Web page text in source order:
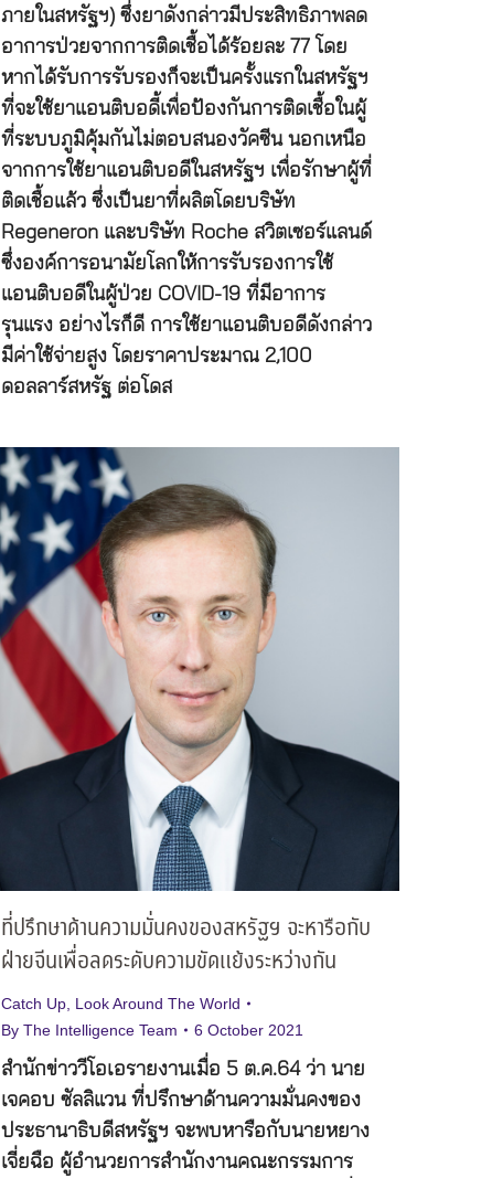
ภายในสหรัฐฯ) ซึ่งยาดังกล่าวมีประสิทธิภาพลด
อาการป่วยจากการติดเชื้อได้ร้อยละ 77 โดย
หากได้รับการรับรองก็จะเป็นครั้งแรกในสหรัฐฯ
ที่จะใช้ยาแอนติบอดี้เพื่อป้องกันการติดเชื้อในผู้
ที่ระบบภูมิคุ้มกันไม่ตอบสนองวัคซีน นอกเหนือ
จากการใช้ยาแอนติบอดีในสหรัฐฯ เพื่อรักษาผู้ที่
ติดเชื้อแล้ว ซึ่งเป็นยาที่ผลิตโดยบริษัท
Regeneron และบริษัท Roche สวิตเซอร์แลนด์
ซึ่งองค์การอนามัยโลกให้การรับรองการใช้
แอนติบอดีในผู้ป่วย COVID-19 ที่มีอาการ
รุนแรง อย่างไรก็ดี การใช้ยาแอนติบอดีดังกล่าว
มีค่าใช้จ่ายสูง โดยราคาประมาณ 2,100
ดอลลาร์สหรัฐ ต่อโดส
ที่ปรึกษาด้านความมั่นคงของสหรัฐฯ จะหารือกับ
ฝ่ายจีนเพื่อลดระดับความขัดแย้งระหว่างกัน
Catch Up Look Around The World
By The Intelligence Team 6 October 2021
สำนักข่าววีโอเอรายงานเมื่อ 5 ต.ค.64 ว่า นาย
เจคอบ ซัลลิแวน ที่ปรึกษาด้านความมั่นคงของ
ประธานาธิบดีสหรัฐฯ จะพบหารือกับนายหยาง
เจี่ยฉือ ผู้อำนวยการสำนักงานคณะกรรมการ